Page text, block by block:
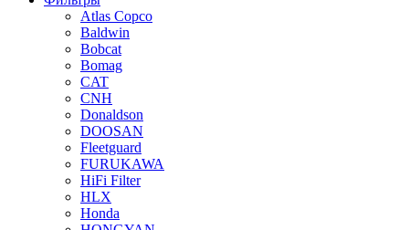
Atlas Copco
Baldwin
Bobcat
Bomag
CAT
CNH
Donaldson
DOOSAN
Fleetguard
FURUKAWA
HiFi Filter
HLX
Honda